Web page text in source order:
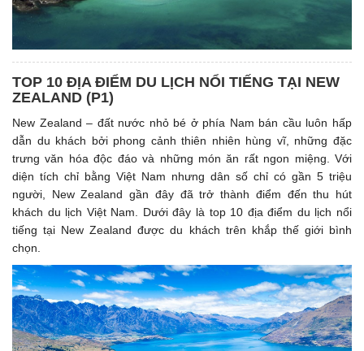
TOP 10 ĐỊA ĐIỂM DU LỊCH NỔI TIẾNG TẠI NEW
ZEALAND (P1)
New Zealand – đất nước nhỏ bé ở phía Nam bán cầu luôn hấp
dẫn du khách bởi phong cảnh thiên nhiên hùng vĩ, những đặc
trưng văn hóa độc đáo và những món ăn rất ngon miệng. Với
diện tích chỉ bằng Việt Nam nhưng dân số chỉ có gần 5 triệu
người, New Zealand gần đây đã trở thành điểm đến thu hút
khách du lịch Việt Nam. Dưới đây là top 10 địa điểm du lịch nổi
tiếng tại New Zealand được du khách trên khắp thế giới bình
chọn.